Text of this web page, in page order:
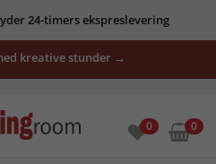
24-timers ekspreslevering
kreative stunder →
0 0